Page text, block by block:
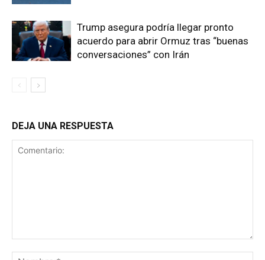
Trump asegura podría llegar pronto
acuerdo para abrir Ormuz tras “buenas
conversaciones” con Irán
DEJA UNA RESPUESTA